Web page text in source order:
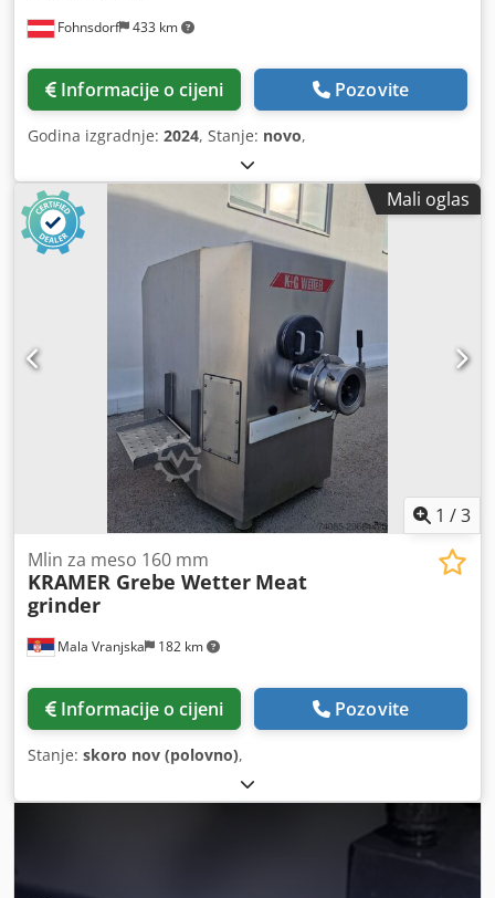
Fohnsdorf 433 km
Informacije o cijeni Pozovite
Godina izgradnje: 2024, Stanje: novo,
Mali oglas
1 /3
Mala Vranjska 182 km
Mlin za meso 160 mm
KRAMER Grebe Wetter Meat
grinder
Informacije o cijeni Pozovite
Stanje: skoro nov (polovno),